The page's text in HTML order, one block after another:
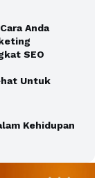
Anda
SEO
Untuk
Kehidupan